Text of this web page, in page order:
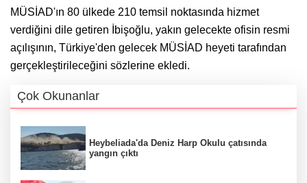
MÜSİAD'ın 80 ülkede 210 temsil noktasında hizmet
verdiğini dile getiren İbişoğlu, yakın gelecekte ofisin resmi
açılışının, Türkiye'den gelecek MÜSİAD heyeti tarafından
gerçekleştirileceğini sözlerine ekledi.
Çok Okunanlar
Heybeliada'da Deniz Harp Okulu çatısında
yangın çıktı